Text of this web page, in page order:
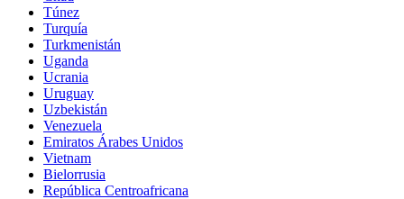
Túnez
Turquía
Turkmenistán
Uganda
Ucrania
Uruguay
Uzbekistán
Venezuela
Emiratos Árabes Unidos
Vietnam
Bielorrusia
República Centroafricana